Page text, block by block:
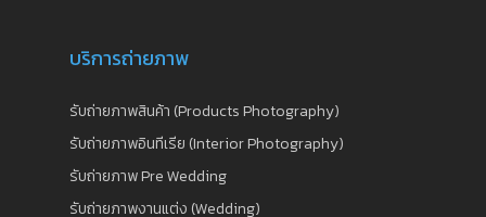
บริการถ่ายภาพ
รับถ่ายภาพสินค้า (Products Photography)
รับถ่ายภาพอินทีเรีย (Interior Photography)
รับถ่ายภาพ Pre Wedding
รับถ่ายภาพงานแต่ง (Wedding)